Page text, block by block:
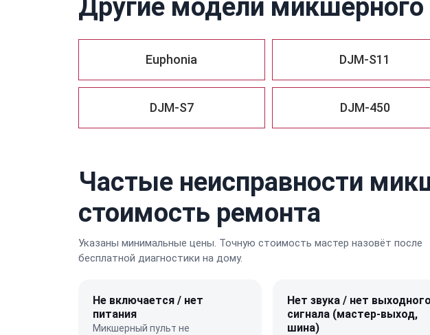
Другие модели микшерного
Euphonia DJM-S11
DJM-S7 DJM-450
Частые неисправности
стоимость ремонта
Указаны минимальные цены. Точную стоимость мастер назовёт после
бесплатной диагностики на дому.
Не включается / нет
питания
Микшерный пульт не
Нет звука / нет выходного
сигнала (мастер-выход,
шина)